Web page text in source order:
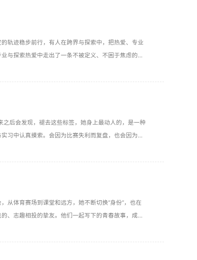
轨迹稳步前行，有人在跨界与探索中，把热爱、专业
与探索热爱中走出了一条不被定义、不困于焦虑的成
后会发现，褪去这些标签，她身上最动人的，是一种
习中认真摸索。会因为比赛失利而复盘，也会因为一
从体育赛场到课堂和远方，她不断切换“身份”，也在
、志趣相投的挚友。他们一起写下的青春故事，成为